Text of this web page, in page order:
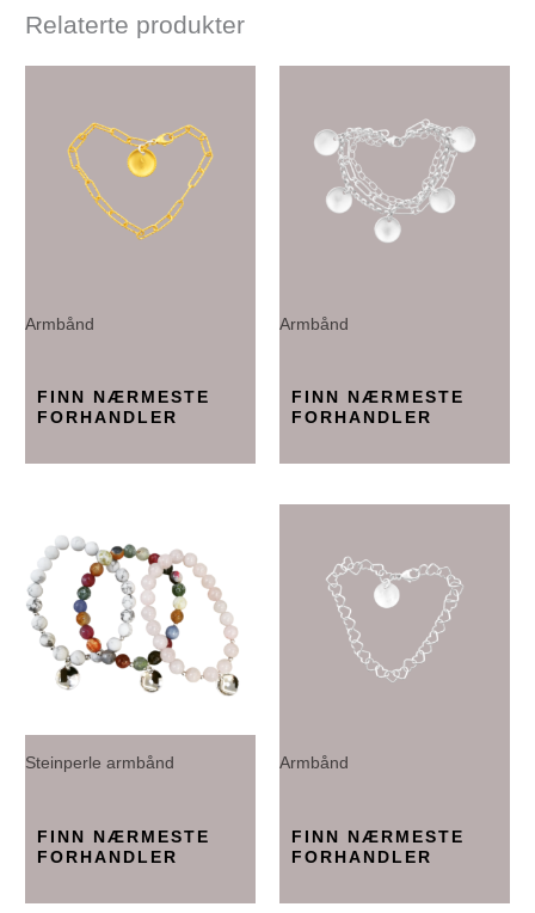
Relaterte produkter
Armbånd
FINN NÆRMESTE
FORHANDLER
Armbånd
FINN NÆRMESTE
FORHANDLER
Steinperle armbånd
FINN NÆRMESTE
FORHANDLER
Armbånd
FINN NÆRMESTE
FORHANDLER